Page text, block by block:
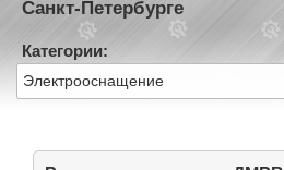
Санкт-Петербурге
Категории:
Электрооснащение